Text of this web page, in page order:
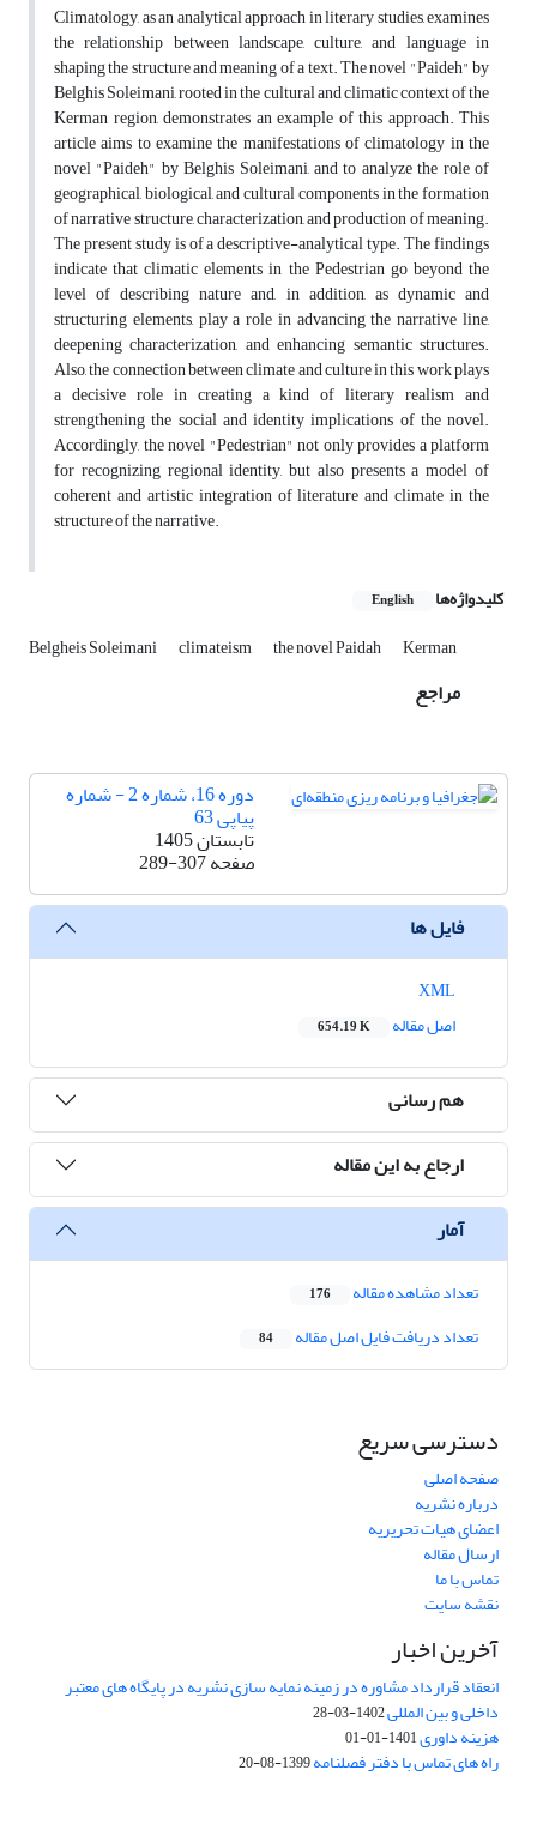
Climatology, as an analytical approach in literary studies, examines
the relationship between landscape, culture, and language in
shaping the structure and meaning of a text. The novel "Paideh" by
Belghis Soleimani, rooted in the cultural and climatic context of the
Kerman region, demonstrates an example of this approach. This
article aims to examine the manifestations of climatology in the
novel "Paideh" by Belghis Soleimani, and to analyze the role of
geographical, biological, and cultural components in the formation
of narrative structure, characterization, and production of meaning.
The present study is of a descriptive-analytical type. The findings
indicate that climatic elements in the Pedestrian go beyond the
level of describing nature and, in addition, as dynamic and
structuring elements, play a role in advancing the narrative line,
deepening characterization, and enhancing semantic structures.
Also, the connection between climate and culture in this work plays
a decisive role in creating a kind of literary realism and
strengthening the social and identity implications of the novel.
Accordingly, the novel "Pedestrian" not only provides a platform
for recognizing regional identity, but also presents a model of
coherent and artistic integration of literature and climate in the
structure of the narrative.
کلیدواژه‌ها English
Belgheis Soleimani climateism the novel Paidah Kerman
مراجع
دوره 16، شماره 2 - شماره
پیاپی 63
تابستان 1405
صفحه289-307
فایل ها
اصل مقاله
654.19 K
هم رسانی
ارجاع به این مقاله
آمار
تعداد مشاهده مقاله 176
تعداد دریافت فایل اصل مقاله 84
دسترسی سریع
صفحه اصلی
درباره نشریه
اعضای هیات تحریریه
ارسال مقاله
تماس با ما
نقشه سایت
آخرین اخبار
انعقاد قرارداد مشاوره در زمینه نمایه سازی نشریه در پایگاه های معتبر
داخلی و بین المللی1402-03-28
هزینه داوری1401-01-01
راه های تماس با دفتر فصلنامه1399-08-20